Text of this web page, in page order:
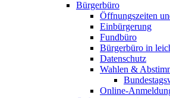
Bürgerbüro
Öffnungszeiten
Einbürgerung
Fundbüro
Bürgerbüro in
Datenschutz
Wahlen &
Online-